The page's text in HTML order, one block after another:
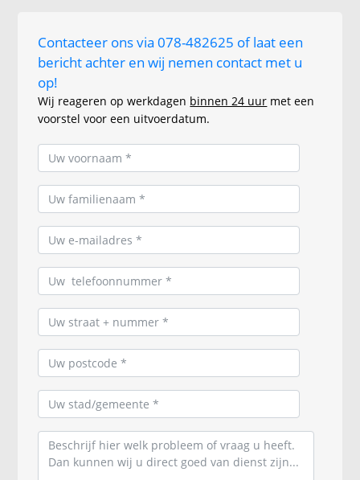
Contacteer ons via 078-482625 of laat een
bericht achter en wij nemen contact met u
op!
Wij reageren op werkdagen binnen 24 uur met een
voorstel voor een uitvoerdatum.